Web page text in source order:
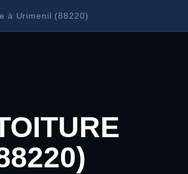
à Urimenil (88220)